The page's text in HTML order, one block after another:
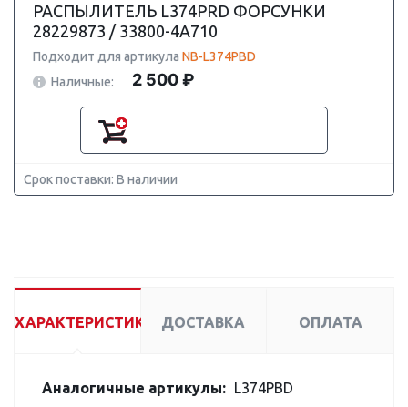
РАСПЫЛИТЕЛЬ L374PRD ФОРСУНКИ
28229873 / 33800-4A710
Подходит для артикула NB-L374PBD
Наличные:
2 500 ₽
Срок поставки: В наличии
ХАРАКТЕРИСТИКИ ДОСТАВКА ОПЛАТА
Аналогичные артикулы: L374PBD